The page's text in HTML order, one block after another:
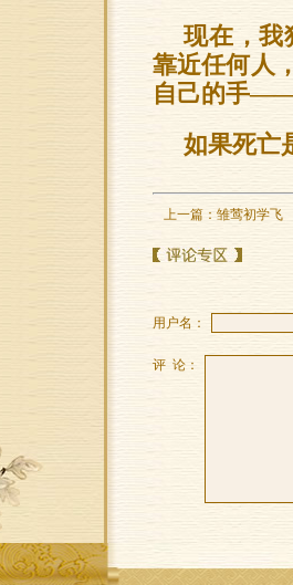
现在，我
靠近任何人
自己的手——
如果死亡
上一篇： 雏莺初学飞
用户名：
评 论：